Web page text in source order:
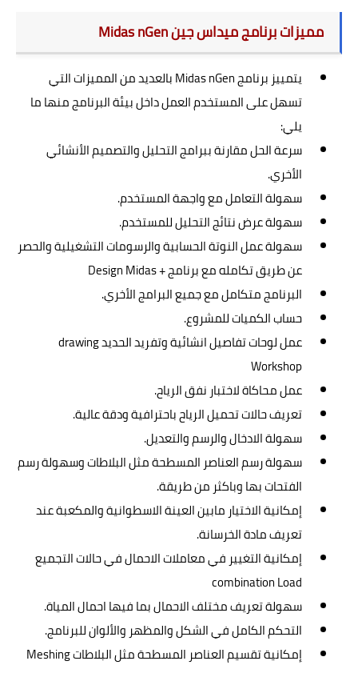
مراجع اجنبية
برامج الهندسة المعمارية
كتب هندسة معمارية
مهندس علي الطريق
مقالات ونصائح هندسية
مهندسي دول الخليج
مميزات برنامج ميداس جين Midas nGen
يتمييز برنامج Midas nGen بالعديد من المميزات التي
تسهل على المستخدم العمل داخل بيئة البرنامج منها ما
يلي:
سرعة الحل مقارنة ببرامج التحليل والتصميم الأنشائي
الأخري.
سهولة التعامل مع واجهة المستخدم.
سهولة عرض نتائج التحليل للمستخدم.
سهولة عمل النوتة الحسابية والرسومات التشغيلية والحصر
عن طريق تكامله مع برنامج + Design Midas
البرنامج متكامل مع جميع البرامج الأخري.
حساب الكميات للمشروع.
عمل لوحات تفاصيل انشائية وتفريد الحديد drawing
Workshop
عمل محاكاة لاختبار نفق الرياح.
تعريف حالات تحميل الرياح باحترافية ودقة عالية.
سهولة الادخال والرسم والتعديل.
سهولة رسم العناصر المسطحة مثل البلاطات وسهولة رسم
الفتحات بها وباكثر من طريقة.
إمكانية الاختيار مابين العينة الاسطوانية والمكعبة عند
تعريف مادة الخرسانة.
إمكانية التغيير في معاملات الاحمال في حالات التجميع
combination Load
سهولة تعريف مختلف الاحمال بما فيها احمال المياة.
التحكم الكامل في الشكل والمظهر والألوان للبرنامج.
إمكانية تقسيم العناصر المسطحة مثل البلاطات Meshing